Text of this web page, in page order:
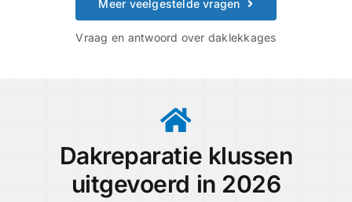
Meer veelgestelde vragen
Vraag en antwoord over daklekkages
Dakreparatie klussen
uitgevoerd in 2026